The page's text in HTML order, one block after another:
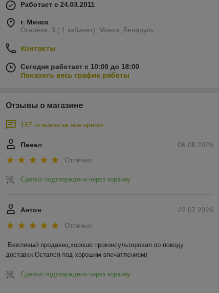
Работает с 24.03.2011
г. Минск
Огарёва, 3 ( 1 кабинет), Минск, Беларусь
Контакты
Сегодня работает с 10:00 до 18:00
Показать весь график работы
Отзывы о магазине
167 отзывов за всё время
06.08.2026
Павел
Отлично
Сделка подтверждена через корзину
22.07.2026
Антон
Отлично
Вежливый продавец,хорошо проконсультировал по поводу
доставки.Остался под хорошим впечатлением)
Сделка подтверждена через корзину